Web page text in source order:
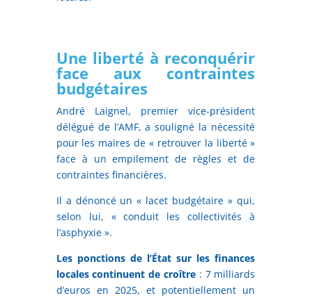
Une liberté à reconquérir
face aux contraintes
budgétaires
André Laignel, premier vice-président
délégué de l’AMF, a souligné la nécessité
pour les maires de « retrouver la liberté »
face à un empilement de règles et de
contraintes financières.
Il a dénoncé un « lacet budgétaire » qui,
selon lui, « conduit les collectivités à
l’asphyxie ».
Les ponctions de l’État sur les finances
locales continuent de croître: 7 milliards
d’euros en 2025, et potentiellement un